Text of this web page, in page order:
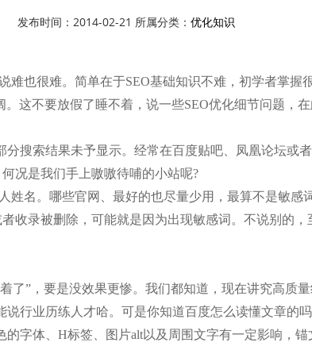
发布时间：2014-02-21 所属分类： 优化知识
也很难。简单在于SEO基础知识不难，初学者掌
这不要放假了睡不着，说一些SEO优化细节问题，在
搜索结果未予显示。经常在百度贴吧、凤凰论坛或
况是我们手上嗷嗷待哺的小站呢?
名。哪些官网、最好的也尽量少用，最算不是敏
收录被删除，可能就是因为出现敏感词。不说别的
”，要是没效果更惨。我们都知道，现在讲究高质
行业历练人才哈。可是你知道百度怎么读懂文章的
字体、H标签、图片alt以及周围文字有一定影响，